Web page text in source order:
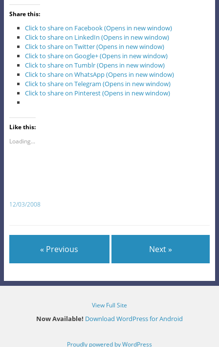
Share this:
Click to share on Facebook (Opens in new window)
Click to share on LinkedIn (Opens in new window)
Click to share on Twitter (Opens in new window)
Click to share on Google+ (Opens in new window)
Click to share on Tumblr (Opens in new window)
Click to share on WhatsApp (Opens in new window)
Click to share on Telegram (Opens in new window)
Click to share on Pinterest (Opens in new window)
Like this:
Loading...
12/03/2008
« Previous Next »
View Full Site
Now Available! Download WordPress for Android
Proudly powered by WordPress